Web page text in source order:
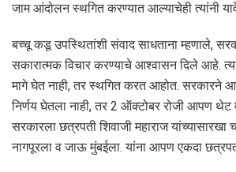
जाम आंदोलन स्थगित करण्यात आल्याचेही त्यांनी
बच्चू कडू उपस्थितांशी संवाद साधताना म्हणाले,
सकारात्मक विचार करण्याचे आश्वासन दिले आहे.
मागे घेत नाही, तर स्थगित करत आहोत. सरकारने
निर्णय घेतला नाही, तर 2 ऑक्टोबर रोजी आपण
सरकारला छत्रपती शिवाजी महाराज
नागपूरला व जाऊ मुंबईला. यांना आपण एकदा